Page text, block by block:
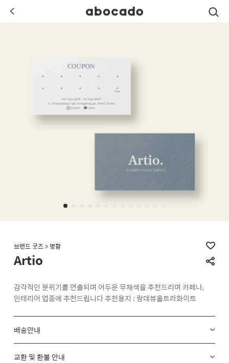
브랜드 굿즈 > 명함
Artio
감각적인 분위기를 연출되며 어두운 무채색을 추천드리며 카페나,
인테리어 업종에 추천드립니다 추천용지 : 랑데뷰울트라화이트
배송안내
교환 및 환불 안내